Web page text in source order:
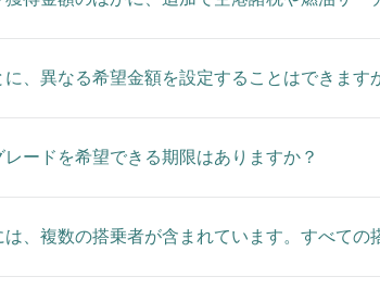
、異なる希望金額を設定することはできます
レードを希望できる期限はありますか？
、複数の搭乗者が含まれています。すべて